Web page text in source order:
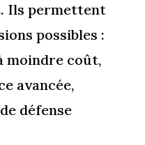
Ils permettent
possibles :
moindre coût,
avancée,
défense